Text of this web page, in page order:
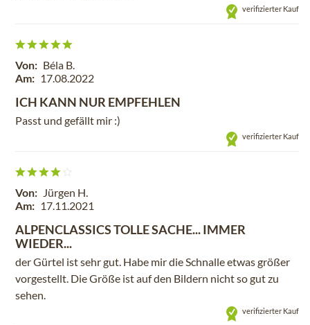
verifizierter Kauf
Von: Béla B.
Am: 17.08.2022
ICH KANN NUR EMPFEHLEN
Passt und gefällt mir :)
verifizierter Kauf
Von: Jürgen H.
Am: 17.11.2021
ALPENCLASSICS TOLLE SACHE... IMMER
WIEDER...
der Gürtel ist sehr gut. Habe mir die Schnalle etwas größer
vorgestellt. Die Größe ist auf den Bildern nicht so gut zu
sehen.
verifizierter Kauf